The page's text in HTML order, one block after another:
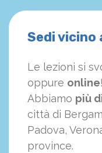
Sedi vicino
Le lezioni si
oppure online!
Abbiamo più
città di
Padova,
province.